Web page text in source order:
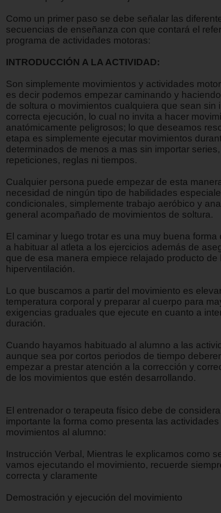
Como un primer paso se debe señalar las
secuencias de enseñanza con que contará el
programa de actividades motoras:
INTRODUCCIÓN A LA ACTIVIDAD:
Son simplemente movimientos y actividades
es decir podemos empezar caminando y
de soltura o movimientos cualquiera que sean sin
correcta ejecución, lo cual no invita a hacer
anatómicamente peligrosos; lo que deseamos
etapa es simplemente ejecutar movimientos
determinados de menos a mas sin importar series,
repeticiones, reglas ni tiempos.
Cualquier persona puede empezar de esta
necesidad de ningún tipo de habilidades
condicionales, simplemente trabajo aeróbico y
general acompañado de movimientos de soltura.
El caminar y luego trotar es una muy buena forma
a habituar al atleta a los ejercicios además de
que de esa manera empiece relajado producto de
hiperventilación.
Lo que buscamos a partir del movimiento es
temperatura corporal y preparar al cuerpo para
exigencias graduales que ejecute en cuanto a
duración.
Cuando hayamos habituado al alumno a las
aunque sea por cortos periodos de tiempo
empezar a prestar atención a la corrección y
de los movimientos que estén desarrollando.
El entrenador o terapeuta físico debe de
importante la forma como presenta las
movimientos al alumno:
Instrucción Verbal, Mientras le explicamos como
vamos ejecutando el movimiento, recuerde
correcta y claramente
Demostración y ejecución del movimiento